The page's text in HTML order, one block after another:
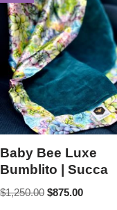
Baby Bee Luxe
Bumblito | Succa
$1,250.00 $875.00